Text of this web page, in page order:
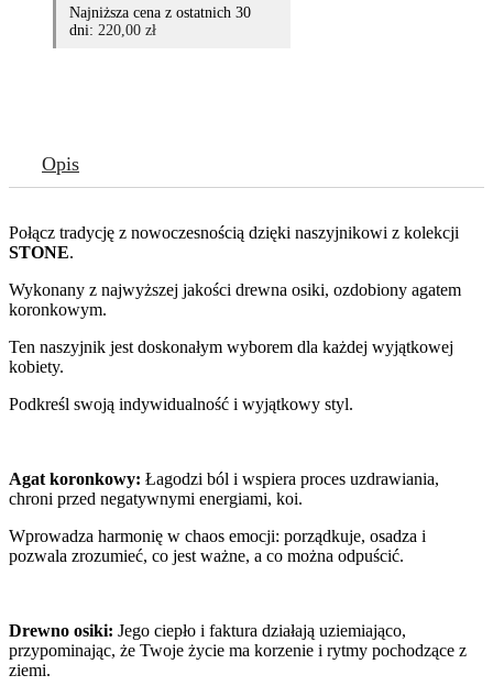
Najniższa cena z ostatnich 30
dni: 220,00 zł
Opis
Połącz tradycję z nowoczesnością dzięki naszyjnikowi z kolekcji
STONE.
Wykonany z najwyższej jakości drewna osiki, ozdobiony agatem
koronkowym.
Ten naszyjnik jest doskonałym wyborem dla każdej wyjątkowej
kobiety.
Podkreśl swoją indywidualność i wyjątkowy styl.
Agat koronkowy: Łagodzi ból i wspiera proces uzdrawiania,
chroni przed negatywnymi energiami, koi.
Wprowadza harmonię w chaos emocji: porządkuje, osadza i
pozwala zrozumieć, co jest ważne, a co można odpuścić.
Drewno osiki: Jego ciepło i faktura działają uziemiająco,
przypominając, że Twoje życie ma korzenie i rytmy pochodzące z
ziemi.